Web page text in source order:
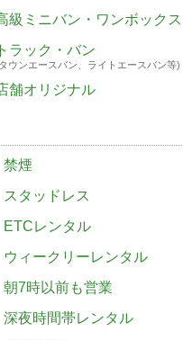
級ミニバン・ワンボックス
トラック・バン
ウンエースバン、ライトエースバン等)
舗オリジナル
禁煙
スタッドレス
ETCレンタル
ウィークリーレンタル
朝7時以前も営業
深夜時間帯レンタル